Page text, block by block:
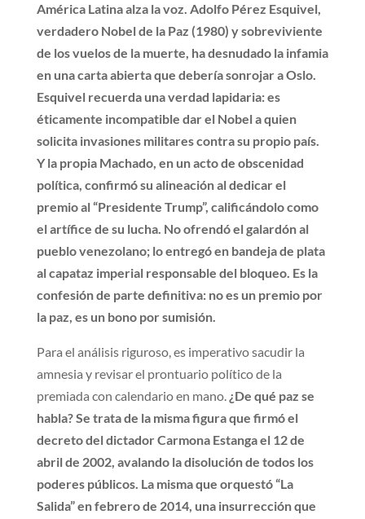
América Latina alza la voz. Adolfo Pérez Esquivel,
verdadero Nobel de la Paz (1980) y sobreviviente
de los vuelos de la muerte, ha desnudado la infamia
en una carta abierta que debería sonrojar a Oslo.
Esquivel recuerda una verdad lapidaria: es
éticamente incompatible dar el Nobel a quien
solicita invasiones militares contra su propio país.
Y la propia Machado, en un acto de obscenidad
política, confirmó su alineación al dedicar el
premio al “Presidente Trump”, calificándolo como
el artífice de su lucha. No ofrendó el galardón al
pueblo venezolano; lo entregó en bandeja de plata
al capataz imperial responsable del bloqueo. Es la
confesión de parte definitiva: no es un premio por
la paz, es un bono por sumisión.
Para el análisis riguroso, es imperativo sacudir la
amnesia y revisar el prontuario político de la
premiada con calendario en mano. ¿De qué paz se
habla? Se trata de la misma figura que firmó el
decreto del dictador Carmona Estanga el 12 de
abril de 2002, avalando la disolución de todos los
poderes públicos. La misma que orquestó “La
Salida” en febrero de 2014, una insurrección que